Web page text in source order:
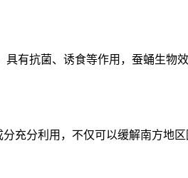
有抗菌、诱食等作用，蚕蛹生物
充分利用，不仅可以缓解南方地